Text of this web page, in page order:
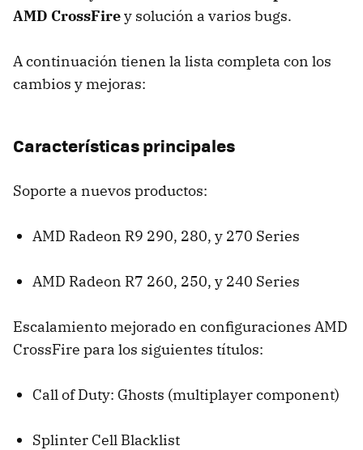
AMD CrossFirey solución a varios bugs.
A continuación tienen la lista completa con los
cambios y mejoras:
Características principales
Soporte a nuevos productos:
AMD Radeon R9 290, 280, y 270 Series
AMD Radeon R7 260, 250, y 240 Series
Escalamiento mejorado en configuraciones AMD
CrossFire para los siguientes títulos:
Call of Duty: Ghosts (multiplayer component)
Splinter Cell Blacklist